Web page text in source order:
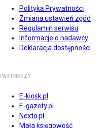
Polityka Prywatności
Zmiana ustawień zgód
Regulamin serwisu
Informacje o nadawcy
Deklaracja dostępności
PARTNERZY
E-kiosk.pl
E-gazety.pl
Nexto.pl
Mała księgowość